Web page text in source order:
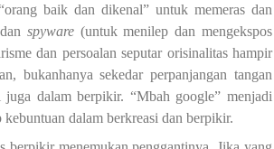
baik dan dikenal” untuk memeras dan
dan spyware (untukmenilep danmengekspos
dan persoalan seputar orisinalitas hampir
bukanhanya sekedar perpanjangan tangan
dalam berpikir. “Mbah google” menjadi
dalam berkreasi dan berpikir.